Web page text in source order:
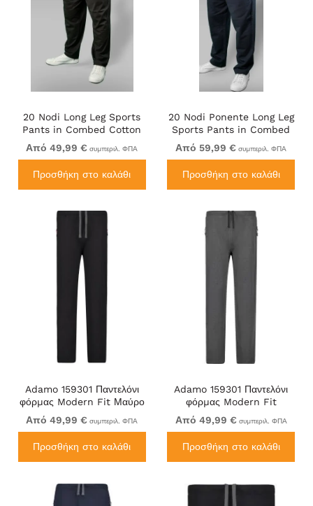
20 Nodi Long Leg Sports
Pants in Combed Cotton
Jersey Black
Από 49,99 € συμπεριλ. ΦΠΑ
Προσθήκη στο καλάθι
20 Nodi Ponente Long Leg
Sports Pants in Combed
Fleece Cotton Navy
Από 59,99 € συμπεριλ. ΦΠΑ
Προσθήκη στο καλάθι
Adamo 159301 Παντελόνι
φόρμας Modern Fit Μαύρο
Από 49,99 € συμπεριλ. ΦΠΑ
Προσθήκη στο καλάθι
Adamo 159301 Παντελόνι
φόρμας Modern Fit
Σκούρο γκρι
Από 49,99 € συμπεριλ. ΦΠΑ
Προσθήκη στο καλάθι